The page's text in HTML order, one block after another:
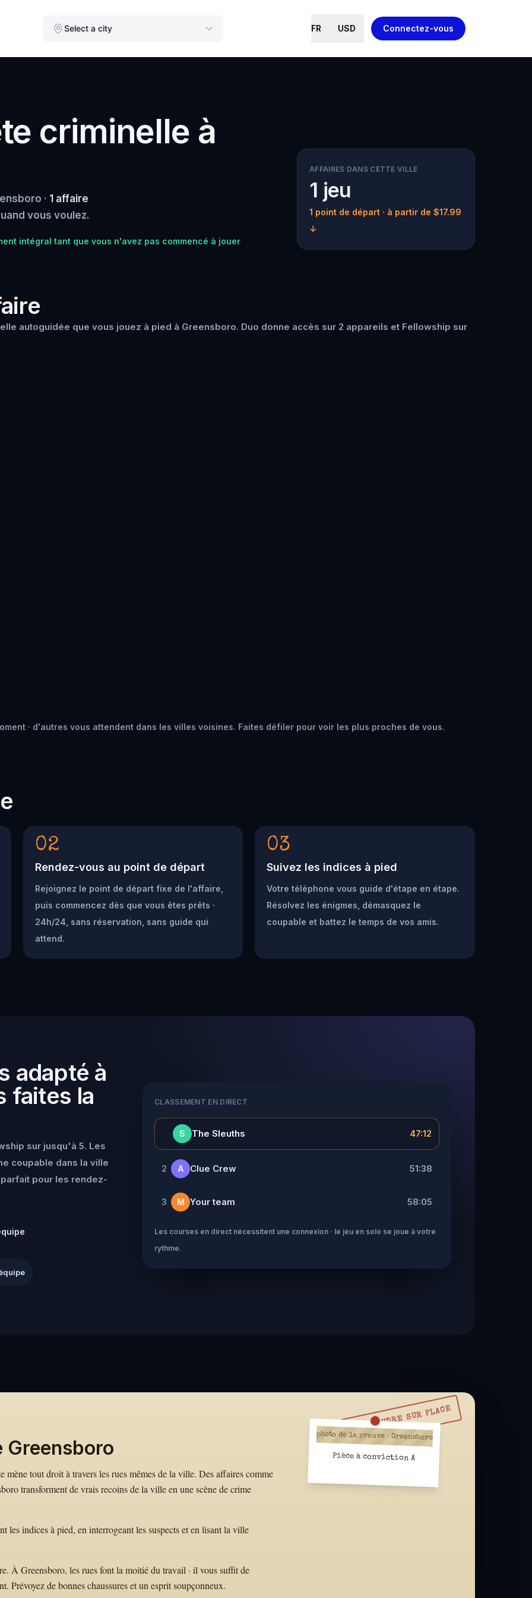
Select a city FR USD Connectez-vous
criminelle à
· 1 affaire
vous voulez.
intégral tant que vous n'avez pas commencé à jouer
AFFAIRES DANS CETTE VILLE
1 jeu
1 point de départ · à partir de $17.99
↓
autoguidée que vous jouez à pied à Greensboro. Duo donne accès sur 2 appareils et Fellowship sur
· d'autres vous attendent dans les villes voisines. Faites défiler pour voir les plus proches de vous.
02
Rendez-vous au point de départ
Rejoignez le point de départ fixe de l'affaire,
puis commencez dès que vous êtes prêts ·
24h/24, sans réservation, sans guide qui
attend.
03
Suivez les indices à pied
Votre téléphone vous guide d'étape en étape.
Résolvez les énigmes, démasquez le
coupable et battez le temps de vos amis.
adapté à
faites la
sur jusqu'à 5. Les
coupable dans la ville
pour les rendez-
CLASSEMENT EN DIRECT
S The Sleuths 47:12
2 A Clue Crew 51:38
3 M Your team 58:05
Les courses en direct nécessitent une connexion · le jeu en solo se joue à votre
rythme.
À RÉSOUDRE SUR PLACE
Greensboro
mène tout droit à travers les rues mêmes de la ville. Des affaires comme
transforment de vrais recoins de la ville en une scène de crime
les indices à pied, en interrogeant les suspects et en lisant la ville
À Greensboro, les rues font la moitié du travail · il vous suffit de
Prévoyez de bonnes chaussures et un esprit soupçonneux.
photo de la preuve · Greensboro
Pièce à conviction A